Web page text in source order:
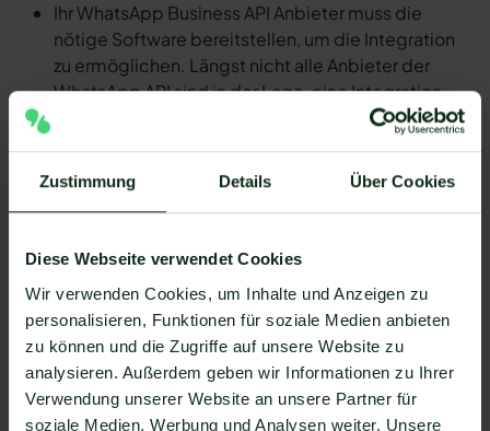
Zustimmung Details Über Cookies
Diese Webseite verwendet Cookies
Wir verwenden Cookies, um Inhalte und Anzeigen zu
personalisieren, Funktionen für soziale Medien anbieten
zu können und die Zugriffe auf unsere Website zu
analysieren. Außerdem geben wir Informationen zu Ihrer
Verwendung unserer Website an unsere Partner für
soziale Medien, Werbung und Analysen weiter. Unsere
Ihr WhatsApp Business API Anbieter muss die
nötige Software bereitstellen, um die Integration
zu ermöglichen. Längst nicht alle Anbieter der
WhatsApp API sind in der Lage, eine Integration
von Textiful und WhatsApp zu ermöglichen. Mit
über 6.000 Apps zur Verfügung, die Sie mit
WhatsApp verbinden können. Darunter ist
Da der Einrichtungsprozess der Integration je nach
dem Anbieter der WhatsApp API Schnittstelle
differenziert, gibt es keine allgemein gültige
Anleitung. Wir zeigen Ihnen im Folgenden, wie die
Einrichtung der Integration von Textiful und WhatsApp
mit Mateo funktioniert.
So funktioniert die Integration von